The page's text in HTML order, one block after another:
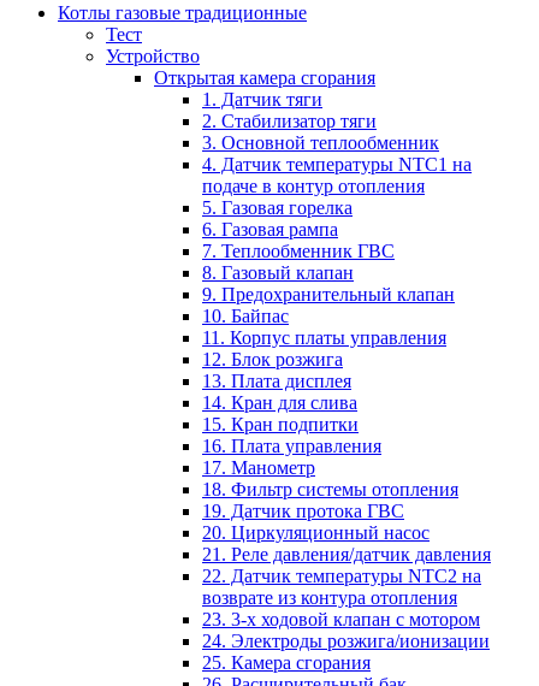
Котлы газовые традиционные
Тест
Устройство
Открытая камера сгорания
1. Датчик тяги
2. Стабилизатор тяги
3. Основной теплообменник
4. Датчик температуры NTC1 на
подаче в контур отопления
5. Газовая горелка
6. Газовая рампа
7. Теплообменник ГВС
8. Газовый клапан
9. Предохранительный клапан
10. Байпас
11. Корпус платы управления
12. Блок розжига
13. Плата дисплея
14. Кран для слива
15. Кран подпитки
16. Плата управления
17. Манометр
18. Фильтр системы отопления
19. Датчик протока ГВС
20. Циркуляционный насос
21. Реле давления/датчик давления
22. Датчик температуры NTC2 на
возврате из контура отопления
23. 3-х ходовой клапан с мотором
24. Электроды розжига/ионизации
25. Камера сгорания